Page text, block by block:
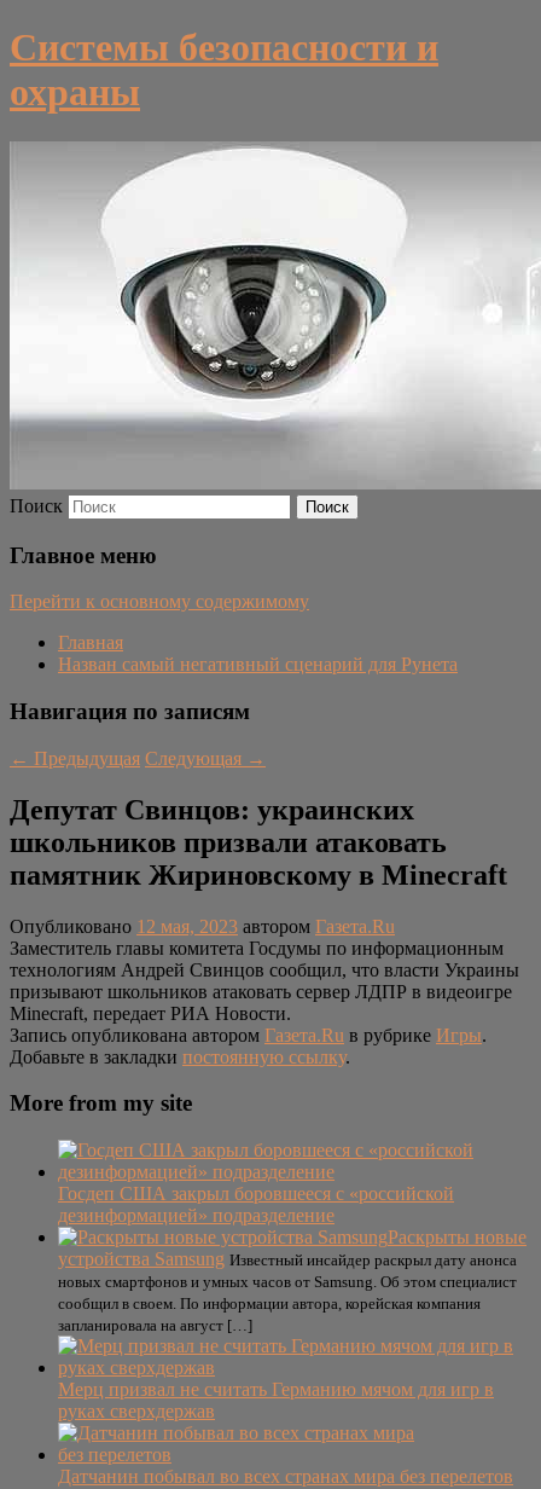
Системы безопасности и
охраны
Поиск
Главное меню
Перейти к основному содержимому
Главная
Назван самый негативный сценарий для Рунета
Навигация по записям
← Предыдущая Следующая →
Депутат Свинцов: украинских
школьников призвали атаковать
памятник Жириновскому в Minecraft
Опубликовано 12 мая, 2023 автором Газета.Ru
Заместитель главы комитета Госдумы по информационным
технологиям Андрей Свинцов сообщил, что власти Украины
призывают школьников атаковать сервер ЛДПР в видеоигре
Minecraft, передает РИА Новости.
Запись опубликована автором Газета.Ru в рубрике Игры.
Добавьте в закладки постоянную ссылку.
More from my site
Госдеп США закрыл боровшееся с «российской
дезинформацией» подразделение
Раскрыты новые
устройства Samsung Известный инсайдер раскрыл дату анонса
новых смартфонов и умных часов от Samsung. Об этом специалист
сообщил в своем. По информации автора, корейская компания
запланировала на август […]
Мерц призвал не считать Германию мячом для игр в
руках сверхдержав
Датчанин побывал во всех странах мира без перелетов